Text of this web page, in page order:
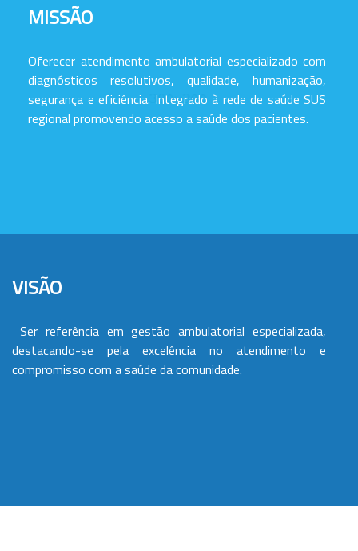
MISSÃO
Oferecer atendimento ambulatorial especializado com
diagnósticos resolutivos, qualidade, humanização,
segurança e eficiência. Integrado à rede de saúde SUS
regional promovendo acesso a saúde dos pacientes.
VISÃO
Ser referência em gestão ambulatorial especializada,
destacando-se pela excelência no atendimento e
compromisso com a saúde da comunidade.